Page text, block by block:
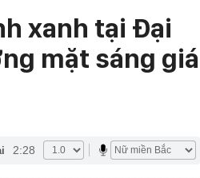
xanh tại Đại
mặt sáng giá
2:28